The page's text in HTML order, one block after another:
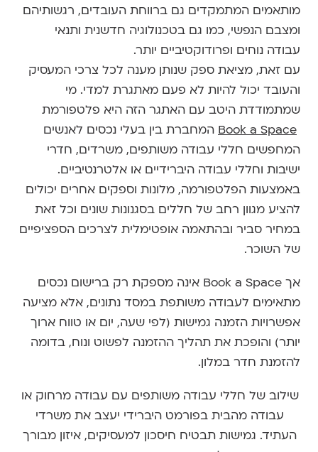
מותאמים המתמקדים גם ברווחת העובדים, רגשותיהם
ומצבם הנפשי, כמו גם בטכנולוגיה חדשנית ותנאי
עבודה נוחים ופרודוקטיביים יותר.
עם זאת, מציאת ספק שנותן מענה לכל צרכי המעסיק
והעובד יכול להיות לא פעם מאתגרת למדי. מי
שמתמודדת היטב עם האתגר הזה היא פלטפורמת
Book a Space המחברת בין בעלי נכסים לאנשים
המחפשים חללי עבודה משותפים, משרדים, חדרי
ישיבות וחללי עבודה היברידיים או אלטרנטיביים.
באמצעות הפלטפורמה, מלונות וספקים אחרים יכולים
להציע מגוון רחב של חללים בסגנונות שונים וכל זאת
במחיר סביר ובהתאמה אופטימלית לצרכים הספציפיים
של השוכר.
אך Book a Space אינה מספקת רק ברישום נכסים
מתאימים לעבודה משותפת במסד נתונים, אלא מציעה
אפשרויות הזמנה גמישות (לפי שעה, יום או טווח ארוך
יותר) והופכת את תהליך ההזמנה לפשוט ונוח, בדומה
להזמנת חדר במלון.
שילוב של חללי עבודה משותפים עם עבודה מרחוק או
עבודה מהבית בפורמט היברידי יעצב את משרדי
העתיד. גמישות תבטיח חיסכון למעסיקים, איזון מבורך